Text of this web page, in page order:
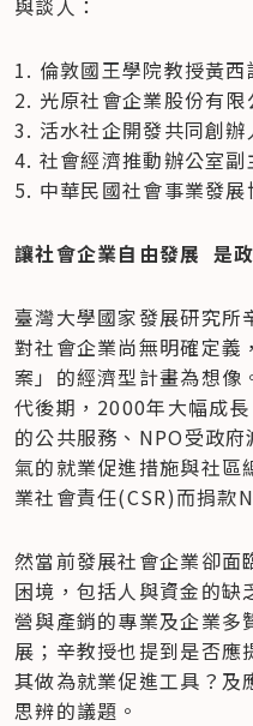
1. 倫敦國王學院教授黃西
2. 光原社會企業股份有
3. 活水社企開發共同創辦
4. 社會經濟推動辦公室副
5. 中華民國社會事業發
讓社會企業自由發展  是
臺灣大學國家發展研究所
對社會企業尚無明確定義
案」的經濟型計畫為想像
代後期，2000年大幅成
的公共服務、NPO受政
氣的就業促進措施與社區
業社會責任(CSR)而捐款
然當前發展社會企業卻面
困境，包括人與資金的缺
營與產銷的專業及企業多
展；辛教授也提到是否應
其做為就業促進工具？及
思辨的議題。